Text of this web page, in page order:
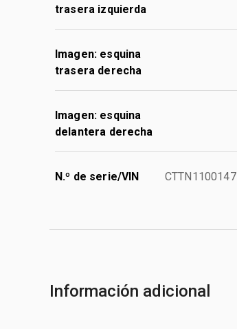
trasera izquierda
Imagen: esquina
trasera derecha
Imagen: esquina
delantera derecha
N.º de serie/VIN CTTN1100147
Información adicional